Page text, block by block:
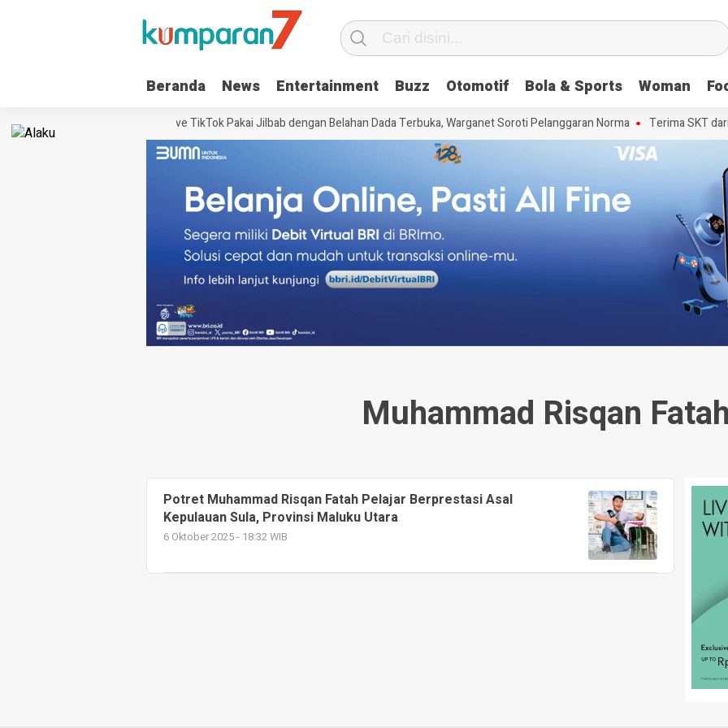
Beranda News Entertainment Buzz Otomotif Bola & Sports Woman
Viral, Nadhira Warga Sukoharjo Live TikTok Pakai Jilbab dengan Belahan Dada Terbuka, Warganet Soroti Pelanggaran Norma Terima SKT dari
Muhammad Risqan
Potret Muhammad Risqan Fatah Pelajar Berprestasi Asal
Kepulauan Sula, Provinsi Maluku Utara
6 Oktober 2025 - 18:32 WIB